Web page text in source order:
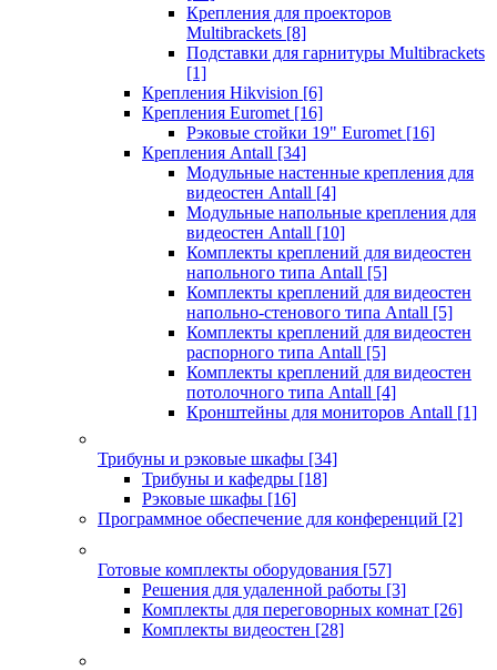
Крепления для проекторов
Multibrackets [8]
Подставки для гарнитуры Multibrackets
[1]
Крепления Hikvision [6]
Крепления Euromet [16]
Рэковые стойки 19" Euromet [16]
Крепления Antall [34]
Модульные настенные крепления для
видеостен Antall [4]
Модульные напольные крепления для
видеостен Antall [10]
Комплекты креплений для видеостен
напольного типа Antall [5]
Комплекты креплений для видеостен
напольно-стенового типа Antall [5]
Комплекты креплений для видеостен
распорного типа Antall [5]
Комплекты креплений для видеостен
потолочного типа Antall [4]
Кронштейны для мониторов Antall [1]
Трибуны и рэковые шкафы [34]
Трибуны и кафедры [18]
Рэковые шкафы [16]
Программное обеспечение для конференций [2]
Готовые комплекты оборудования [57]
Решения для удаленной работы [3]
Комплекты для переговорных комнат [26]
Комплекты видеостен [28]